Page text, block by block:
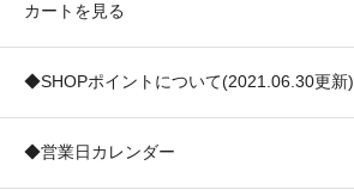
カートを見る
◆SHOPポイントについて(2021.06.30更新)
◆営業日カレンダー